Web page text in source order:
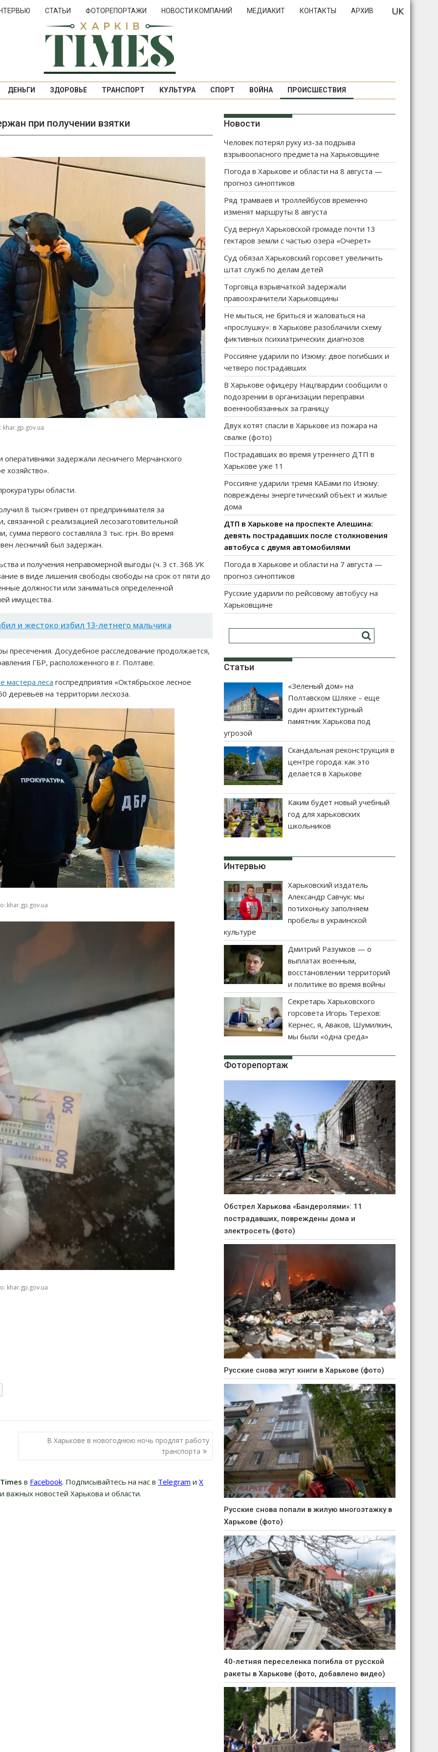
СТАТЬИ ФОТОРЕПОРТАЖИ НОВОСТИ КОМПАНИЙ МЕДИАКИТ КОНТАКТЫ АРХИВ
ДЕНЬГИ ЗДОРОВЬЕ ТРАНСПОРТ КУЛЬТУРА СПОРТ ВОЙНА ПРОИСШЕСТВИЯ
при получении взятки
khar.gp.gov.ua
задержали лесничего Мерчанского
хозяйство».
области.
8 тысяч гривен от предпринимателя за
с реализацией лесозаготовительной
первого составляла 3 тыс. грн. Во время
лесничий был задержан.
и получения неправомерной выгоды (ч. 3 ст. 368 УК
в виде лишения свободы свободы на срок от пяти до
должности или заниматься определенной
имущества.
и жестоко избил 13-летнего мальчика
пресечения. Досудебное расследование продолжается,
ГБР, расположенного в г. Полтаве.
мастера леса госпредприятия «Октябрьское лесное
деревьев на территории лесхоза.
khar.gp.gov.ua
khar.gp.gov.ua
В Харькове в новогоднюю ночь продлят работу
транспорта
в Facebook. Подписывайтесь на нас в Telegram и Х
новостей Харькова и области.
Новости
Человек потерял руку из-за подрыва
взрывоопасного предмета на Харьковщине
Погода в Харькове и области на 8 августа —
прогноз синоптиков
Ряд трамваев и троллейбусов временно
изменят маршруты 8 августа
Суд вернул Харьковской громаде почти 13
гектаров земли с частью озера «Очерет»
Суд обязал Харьковский горсовет увеличить
штат служб по делам детей
Торговца взрывчаткой задержали
правоохранители Харьковщины
Не мыться, не бриться и жаловаться на
«прослушку»: в Харькове разоблачили схему
фиктивных психиатрических диагнозов
Россияне ударили по Изюму: двое погибших и
четверо пострадавших
В Харькове офицеру Нацгвардии сообщили о
подозрении в организации переправки
военнообязанных за границу
Двух котят спасли в Харькове из пожара на
свалке (фото)
Пострадавших во время утреннего ДТП в
Харькове уже 11
Россияне ударили тремя КАБами по Изюму:
повреждены энергетический объект и жилые
дома
ДТП в Харькове на проспекте Алешина:
девять пострадавших после столкновения
автобуса с двумя автомобилями
Погода в Харькове и области на 7 августа —
прогноз синоптиков
Русские ударили по рейсовому автобусу на
Харьковщине
Статьи
«Зеленый дом» на
Полтавском Шляхе – еще
один архитектурный
памятник Харькова под
угрозой
Скандальная реконструкция в
центре города: как это
делается в Харькове
Каким будет новый учебный
год для харьковских
школьников
Интервью
Харьковский издатель
Александр Савчук: мы
потихоньку заполняем
пробелы в украинской
культуре
Дмитрий Разумков — о
выплатах военным,
восстановлении территорий
и политике во время войны
Секретарь Харьковского
горсовета Игорь Терехов:
Кернес, я, Аваков, Шумилкин,
мы были «одна среда»
Фоторепортаж
Обстрел Харькова «Бандеролями»: 11
пострадавших, повреждены дома и
электросеть (фото)
Русские снова жгут книги в Харькове (фото)
Русские снова попали в жилую многоэтажку в
Харькове (фото)
40-летняя переселенка погибла от русской
ракеты в Харькове (фото, добавлено видео)